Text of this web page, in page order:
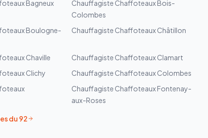
Bagneux Chauffagiste ChaffoteauxBois-
Colombes
Boulogne-
Chauffagiste ChaffoteauxChâtillon
Chaville Chauffagiste ChaffoteauxClamart
Clichy Chauffagiste ChaffoteauxColombes
Chauffagiste ChaffoteauxFontenay-
aux-Roses
du 92